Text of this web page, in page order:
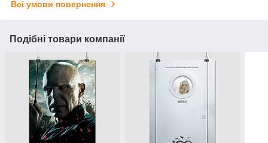
Всі умови повернення
Подібні товари компанії